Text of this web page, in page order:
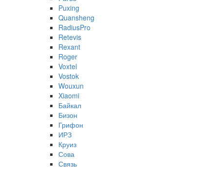
Puxing
Quansheng
RadiusPro
Retevis
Rexant
Roger
Voxtel
Vostok
Wouxun
Xiaomi
Байкал
Бизон
Грифон
ИРЗ
Круиз
Сова
Связь